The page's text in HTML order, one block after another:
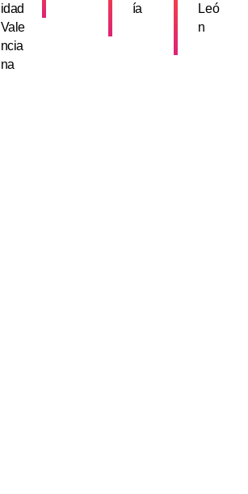
idad
Vale
ncia
na
ía
Leó
n